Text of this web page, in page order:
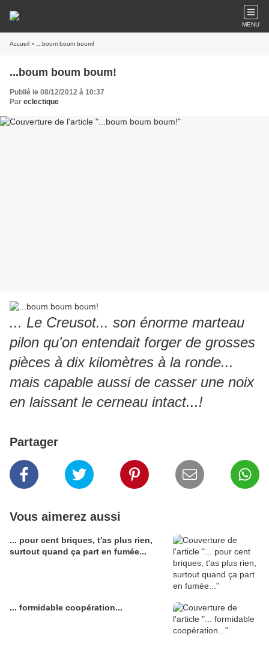
MENU
Accueil » ...boum boum boum!
...boum boum boum!
Publié le 08/12/2012 à 10:37
Par eclectique
... Le Creusot... son énorme marteau
pilon qu'on entendait forger de grosses
pièces à dix kilomètres à la ronde...
mais capable aussi de casser une noix
en laissant le cerneau intact...!
Partager
Vous aimerez aussi
... pour cent briques, t'as plus rien,
surtout quand ça part en fumée...
... formidable coopération...